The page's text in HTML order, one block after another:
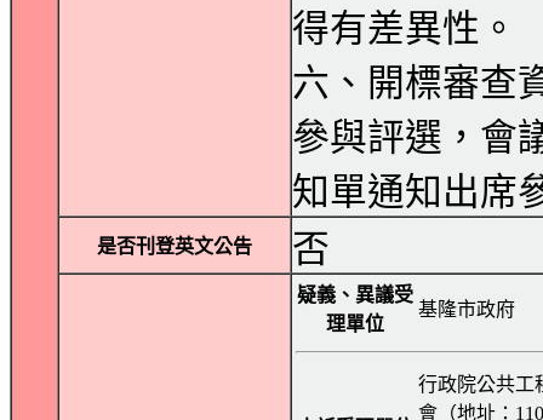
得有差異性。
六、開標審查
參與評選，會
知單通知出席
是否刊登英文公告 否
疑義、異議受
理單位
基隆市政府
行政院公共工
會（地址：